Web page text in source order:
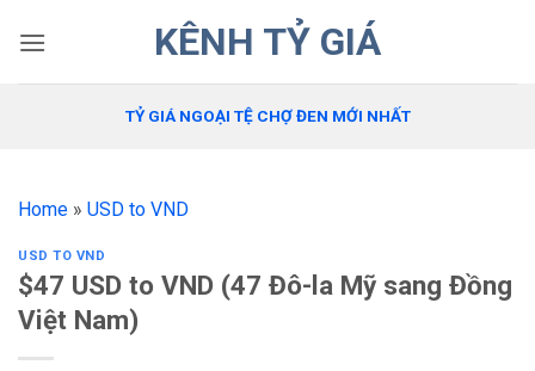
qua
KÊNH TỶ GIÁ
TỶ GIÁ NGOẠI TỆ CHỢ ĐEN MỚI NHẤT
Home » USD to VND
USD TO VND
$47 USD to VND (47 Đô-la Mỹ sang Đồng
Việt Nam)